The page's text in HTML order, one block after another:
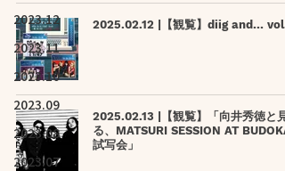
2023.12
2023.11
2023.10
2023.09
2023.08
2023.07
2025.02.12 |【観覧】diig and… vol.1
2025.02.13 |【観覧】「向井秀徳と見
る、MATSURI SESSION AT
試写会」